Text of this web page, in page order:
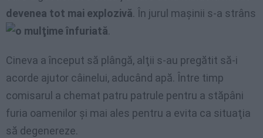
devenea tot mai explozivă. În jurul maşinii s-a strâns
o mulţime înfuriată.
Cineva a început să plângă, alţii s-au pregătit să-i
acorde ajutor câinelui, aducând apă. Între timp
comisarul a chemat patru patrule pentru a stăpâni
furia oamenilor şi mai ales pentru a evita ca situaţia
să degenereze.